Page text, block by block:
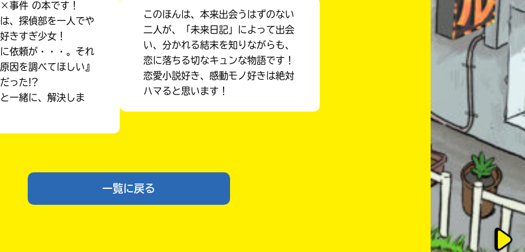
事件 の本です！
、探偵部を一人でや
きすぎ少女！
依頼が・・・。それ
因を調べてほしい』
った!?
一緒に、解決しま
このほんは、本来出会うはずのない
二人が、「未来日記」によって出会
い、分かれる結末を知りながらも、
恋に落ちる切なキュンな物語です！
恋愛小説好き、感動モノ好きは絶対
ハマると思います！
一覧に戻る
内
容